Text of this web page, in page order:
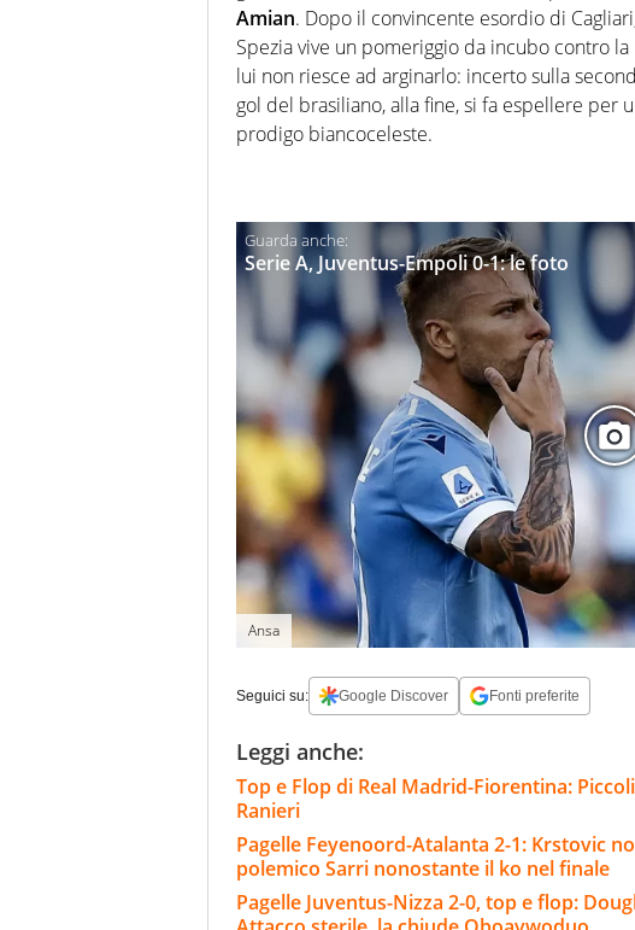
Amian. Dopo il convincente esordio di
Spezia vive un pomeriggio da incubo contro
lui non riesce ad arginarlo: incerto sulla
gol del brasiliano, alla fine, si fa espellere
prodigo biancoceleste.
Serie A, Juventus-Empoli 0-1: le foto
Ansa
Seguici su: Google Discover Fonti preferite
Leggi anche:
Top e Flop di Real Madrid-Fiorentina:
Ranieri
Pagelle Feyenoord-Atalanta 2-1: Krstovic
polemico Sarri nonostante il ko nel finale
Pagelle Juventus-Nizza 2-0, top e flop: